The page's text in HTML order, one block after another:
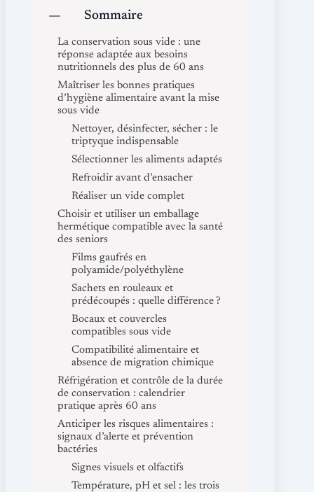
Sommaire
La conservation sous vide : une
réponse adaptée aux besoins
nutritionnels des plus de 60 ans
Maîtriser les bonnes pratiques
d’hygiène alimentaire avant la mise
sous vide
Nettoyer, désinfecter, sécher : le
triptyque indispensable
Sélectionner les aliments adaptés
Refroidir avant d’ensacher
Réaliser un vide complet
Choisir et utiliser un emballage
hermétique compatible avec la santé
des seniors
Films gaufrés en
polyamide/polyéthylène
Sachets en rouleaux et
prédécoupés : quelle différence ?
Bocaux et couvercles
compatibles sous vide
Compatibilité alimentaire et
absence de migration chimique
Réfrigération et contrôle de la durée
de conservation : calendrier
pratique après 60 ans
Anticiper les risques alimentaires :
signaux d’alerte et prévention
bactéries
Signes visuels et olfactifs
Température, pH et sel : les trois